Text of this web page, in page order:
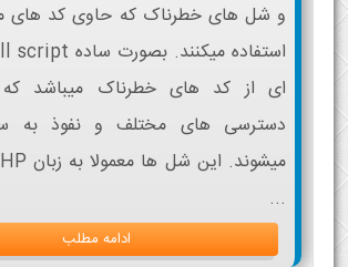
و شل های خطرناک که حاوی کد های
ای از کد های خطرناک میباشد که
دسترسی های مختلف و نفوذ به
...
ادامه مطلب